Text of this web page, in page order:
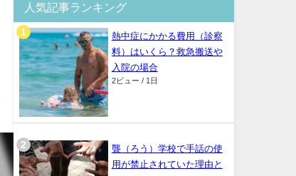
人気記事ランキング
熱中症にかかる費用（診察
料）はいくら？救急搬送や
入院の場合
2ビュー / 1日
聾（ろう）学校で手話の使
用が禁止されていた理由と